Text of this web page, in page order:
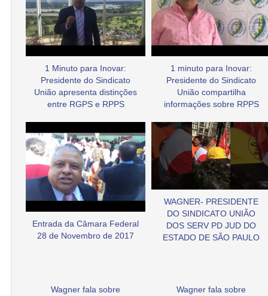
1 Minuto para Inovar:
Presidente do Sindicato
União apresenta distinções
entre RGPS e RPPS
1 minuto para Inovar:
Presidente do Sindicato
União compartilha
informações sobre RPPS
Entrada da Câmara Federal
28 de Novembro de 2017
WAGNER- PRESIDENTE
DO SINDICATO UNIÃO
DOS SERV PD JUD DO
ESTADO DE SÃO PAULO
Wagner fala sobre
Wagner fala sobre